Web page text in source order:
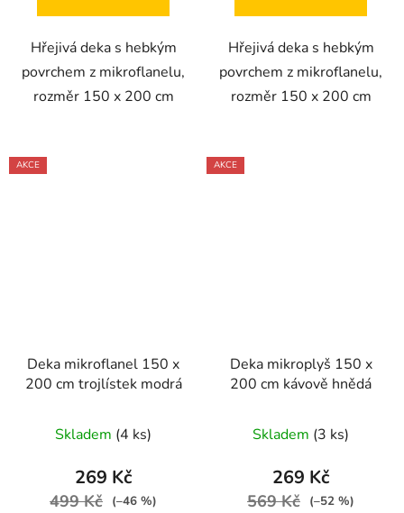
Hřejivá deka s hebkým
povrchem z mikroflanelu,
rozměr 150 x 200 cm
Hřejivá deka s hebkým
povrchem z mikroflanelu,
rozměr 150 x 200 cm
AKCE
Deka mikroflanel 150 x
200 cm trojlístek modrá
Skladem (4 ks)
269 Kč
499 Kč (–46 %)
AKCE
Deka mikroplyš 150 x
200 cm kávově hnědá
Skladem (3 ks)
269 Kč
569 Kč (–52 %)